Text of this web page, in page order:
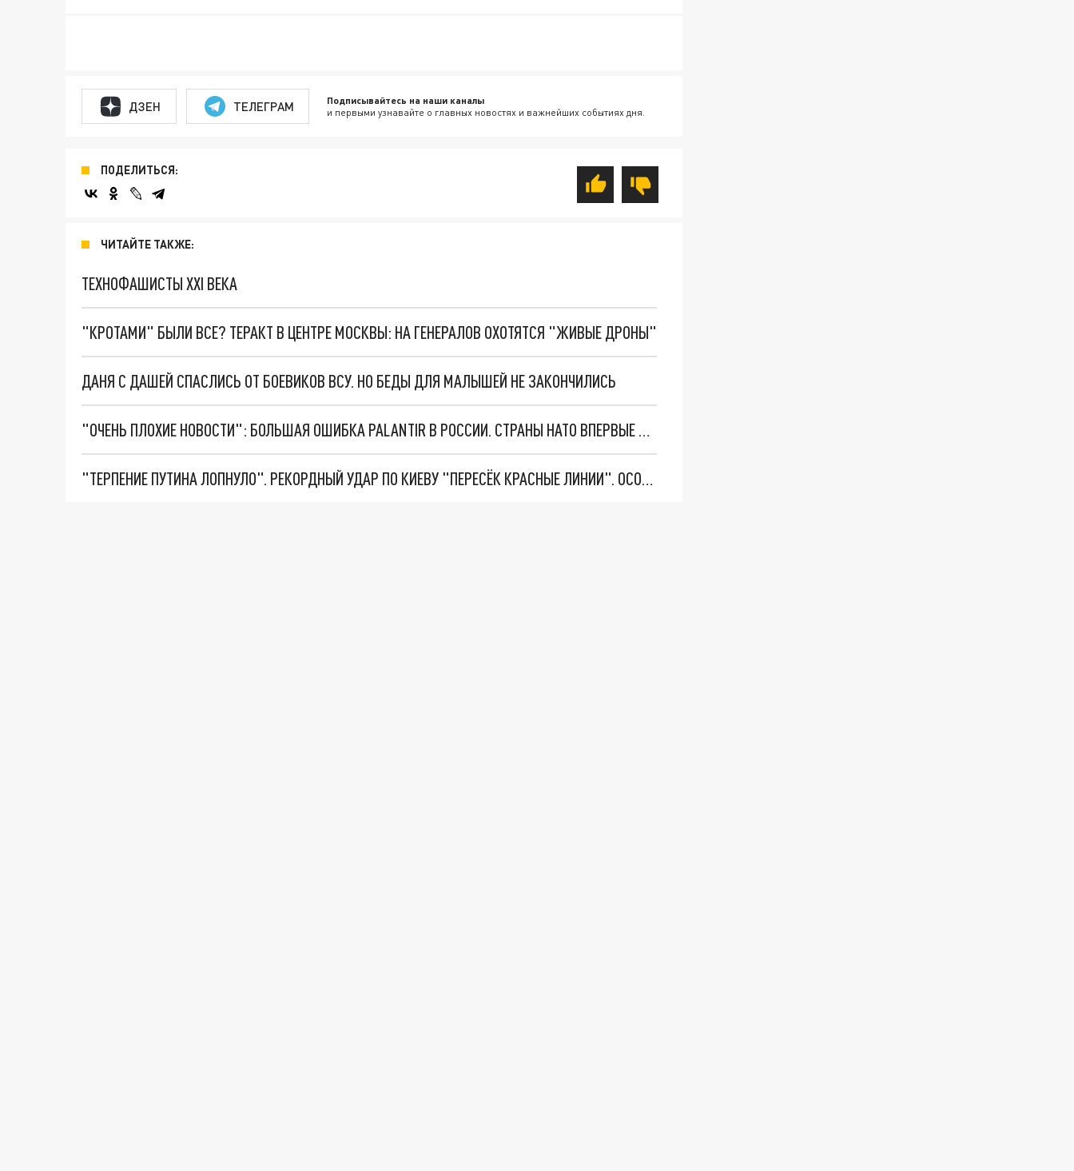
ДЗЕН ТЕЛЕГРАМ Подписывайтесь на наши каналы
и первыми узнавайте о главных новостях и важнейших событиях дня.
ПОДЕЛИТЬСЯ:
ЧИТАЙТЕ ТАКЖЕ:
ТЕХНОФАШИСТЫ XXI ВЕКА
"КРОТАМИ" БЫЛИ ВСЕ? ТЕРАКТ В ЦЕНТРЕ МОСКВЫ: НА ГЕНЕРАЛОВ ОХОТЯТСЯ "ЖИВЫЕ ДРОНЫ"
ДАНЯ С ДАШЕЙ СПАСЛИСЬ ОТ БОЕВИКОВ ВСУ. НО БЕДЫ ДЛЯ МАЛЫШЕЙ НЕ ЗАКОНЧИЛИСЬ
"ОЧЕНЬ ПЛОХИЕ НОВОСТИ": БОЛЬШАЯ ОШИБКА PALANTIR В РОССИИ. СТРАНЫ НАТО ВПЕРВЫЕ ЗА СВО ОСТАНОВИЛИ ПОСТАВКИ ОРУЖИЯ. ВСУ ТЕРЯЮТ ПРИГРАНИЧЬЕ?
"ТЕРПЕНИЕ ПУТИНА ЛОПНУЛО". РЕКОРДНЫЙ УДАР ПО КИЕВУ "ПЕРЕСЁК КРАСНЫЕ ЛИНИИ". ОСОБЫЕ СПЕЦЫ КНДР НА ЛБС? ТАЙНЫЕ ПЕРЕГОВОРЫ ЕВРОПЫ И МОСКВЫ